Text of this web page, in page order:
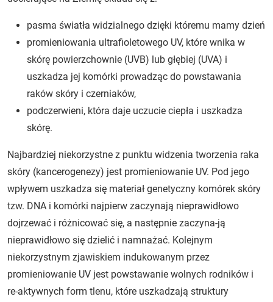
pasma światła widzialnego dzięki któremu mamy dzień
promieniowania ultrafioletowego UV, które wnika w
skórę powierzchownie (UVB) lub głębiej (UVA) i
uszkadza jej komórki prowadząc do powstawania
raków skóry i czerniaków,
podczerwieni, która daje uczucie ciepła i uszkadza
skórę.
Najbardziej niekorzystne z punktu widzenia tworzenia raka
skóry (kancerogenezy) jest promieniowanie UV. Pod jego
wpływem uszkadza się materiał genetyczny komórek skóry
tzw. DNA i komórki najpierw zaczynają nieprawidłowo
dojrzewać i różnicować się, a następnie zaczyna-ją
nieprawidłowo się dzielić i namnażać. Kolejnym
niekorzystnym zjawiskiem indukowanym przez
promieniowanie UV jest powstawanie wolnych rodników i
re-aktywnych form tlenu, które uszkadzają struktury